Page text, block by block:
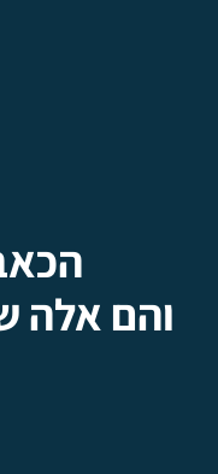
והם אלה